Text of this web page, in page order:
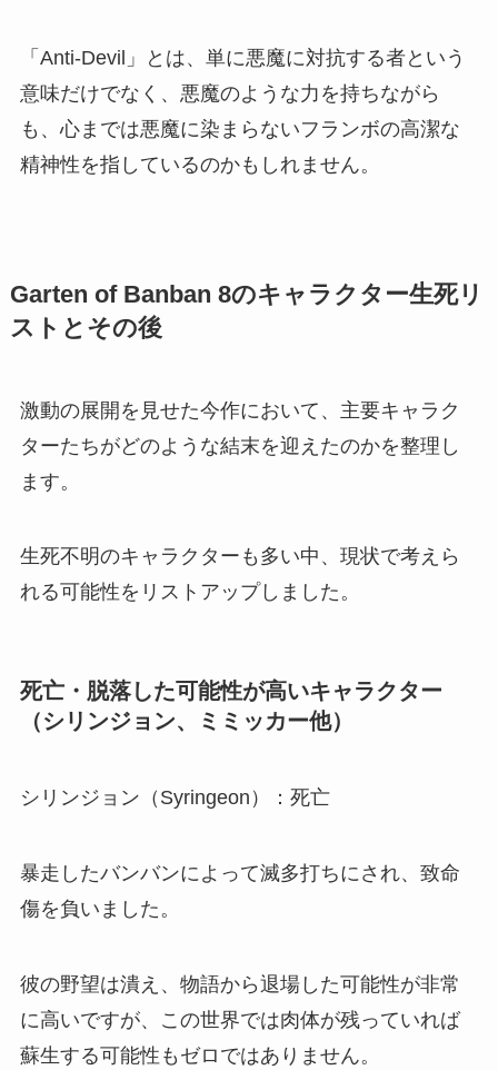
「Anti-Devil」とは、単に悪魔に対抗する者という
意味だけでなく、悪魔のような力を持ちながら
も、心までは悪魔に染まらないフランボの高潔な
精神性を指しているのかもしれません。
Garten of Banban 8のキャラクター生死リ
ストとその後
激動の展開を見せた今作において、主要キャラク
ターたちがどのような結末を迎えたのかを整理し
ます。
生死不明のキャラクターも多い中、現状で考えら
れる可能性をリストアップしました。
死亡・脱落した可能性が高いキャラクター
（シリンジョン、ミミッカー他）
シリンジョン（Syringeon）：死亡
暴走したバンバンによって滅多打ちにされ、致命
傷を負いました。
彼の野望は潰え、物語から退場した可能性が非常
に高いですが、この世界では肉体が残っていれば
蘇生する可能性もゼロではありません。